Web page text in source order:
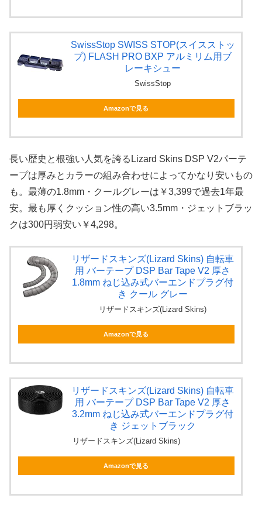
SwissStop SWISS STOP(スイスストッ
プ) FLASH PRO BXP アルミリム用ブ
レーキシュー
SwissStop
Amazonで見る
長い歴史と根強い人気を誇るLizard Skins DSP V2パーテ
ープは厚みとカラーの組み合わせによってかなり安いもの
も。最薄の1.8mm・クールグレーは￥3,399で過去1年最
安。最も厚くクッション性の高い3.5mm・ジェットブラッ
クは300円弱安い￥4,298。
リザードスキンズ(Lizard Skins) 自転車
用 バーテープ DSP Bar Tape V2 厚さ
1.8mm ねじ込み式バーエンドプラグ付
き クール グレー
リザードスキンズ(Lizard Skins)
Amazonで見る
リザードスキンズ(Lizard Skins) 自転車
用 バーテープ DSP Bar Tape V2 厚さ
3.2mm ねじ込み式バーエンドプラグ付
き ジェットブラック
リザードスキンズ(Lizard Skins)
Amazonで見る